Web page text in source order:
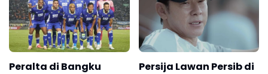
Peralta di Bangku
Persija Lawan Persib di